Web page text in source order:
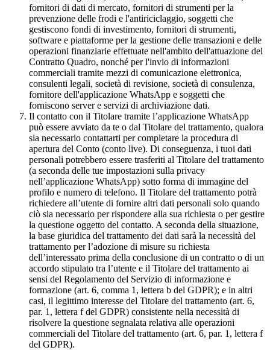
fornitori di dati di mercato, fornitori di strumenti per la
prevenzione delle frodi e l'antiriciclaggio, soggetti che
gestiscono fondi di investimento, fornitori di strumenti,
software e piattaforme per la gestione delle transazioni e delle
operazioni finanziarie effettuate nell'ambito dell'attuazione del
Contratto Quadro, nonché per l'invio di informazioni
commerciali tramite mezzi di comunicazione elettronica,
consulenti legali, società di revisione, società di consulenza,
fornitore dell'applicazione WhatsApp e soggetti che
forniscono server e servizi di archiviazione dati.
Il contatto con il Titolare tramite l’applicazione WhatsApp
può essere avviato da te o dal Titolare del trattamento, qualora
sia necessario contattarti per completare la procedura di
apertura del Conto (conto live). Di conseguenza, i tuoi dati
personali potrebbero essere trasferiti al Titolare del trattamento
(a seconda delle tue impostazioni sulla privacy
nell’applicazione WhatsApp) sotto forma di immagine del
profilo e numero di telefono. Il Titolare del trattamento potrà
richiedere all’utente di fornire altri dati personali solo quando
ciò sia necessario per rispondere alla sua richiesta o per gestire
la questione oggetto del contatto. A seconda della situazione,
la base giuridica del trattamento dei dati sarà la necessità del
trattamento per l’adozione di misure su richiesta
dell’interessato prima della conclusione di un contratto o di un
accordo stipulato tra l’utente e il Titolare del trattamento ai
sensi del Regolamento del Servizio di informazione e
formazione (art. 6, comma 1, lettera b del GDPR); e in altri
casi, il legittimo interesse del Titolare del trattamento (art. 6,
par. 1, lettera f del GDPR) consistente nella necessità di
risolvere la questione segnalata relativa alle operazioni
commerciali del Titolare del trattamento (art. 6, par. 1, lettera f
del GDPR).